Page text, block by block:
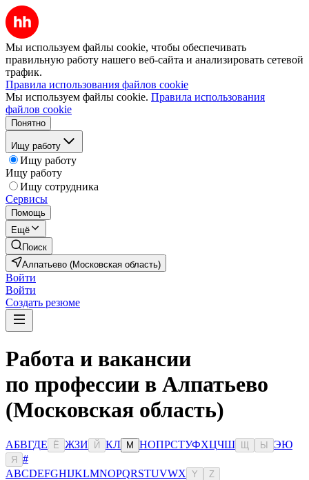
Мы используем файлы cookie, чтобы обеспечивать
правильную работу нашего веб-сайта и анализировать сетевой
трафик.
Правила использования файлов cookie
Мы используем файлы cookie. Правила использования
файлов cookie
Понятно
Ищу работу
Ищу работу
Ищу работу
Ищу сотрудника
Сервисы
Помощь
Ещё
Поиск
Алпатьево (Московская область)
Войти
Войти
Создать резюме
Работа и вакансии
по профессии в Алпатьево
(Московская область)
АБВГДЕ Ё ЖЗИ Й КЛ М НОПРСТУФХЦЧШ Ы ЭЮ
Я
#
ABCDEFGHIJKLMNOPQRSTUVWX Y Z